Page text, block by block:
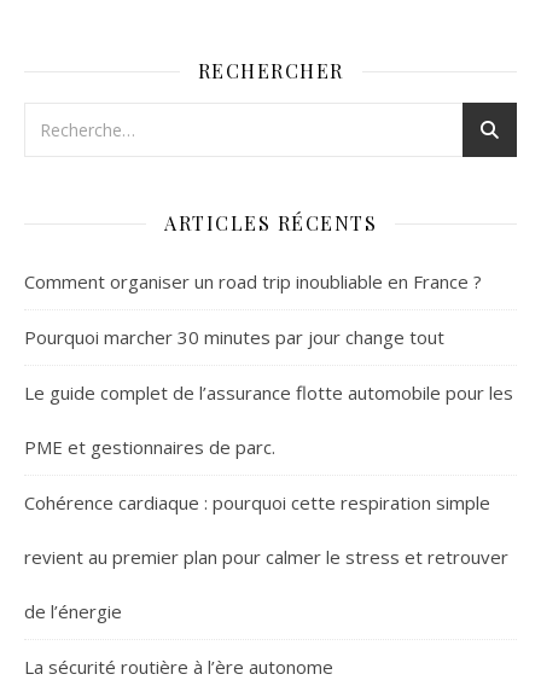
RECHERCHER
ARTICLES RÉCENTS
Comment organiser un road trip inoubliable en France ?
Pourquoi marcher 30 minutes par jour change tout
Le guide complet de l’assurance flotte automobile pour les
PME et gestionnaires de parc.
Cohérence cardiaque : pourquoi cette respiration simple
revient au premier plan pour calmer le stress et retrouver
de l’énergie
La sécurité routière à l’ère autonome